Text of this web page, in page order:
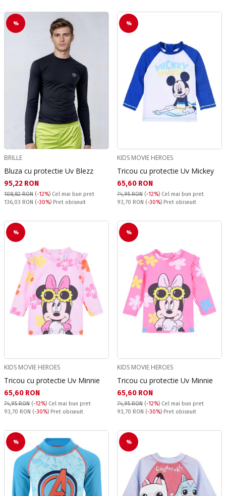
%
BRILLE
Bluza cu protectie Uv Blezz
Текуща цена:
95,22 RON
108,82 RON (-12%) Cel mai bun pret
Pret obisnuit:
136,03 RON (-30%) Pret obisnuit
%
KIDS MOVIE HEROES
Tricou cu protectie Uv Mickey
Текуща цена:
65,60 RON
74,95 RON (-12%) Cel mai bun pret
Pret obisnuit:
93,70 RON (-30%) Pret obisnuit
%
KIDS MOVIE HEROES
Tricou cu protectie Uv Minnie
Текуща цена:
65,60 RON
74,95 RON (-12%) Cel mai bun pret
Pret obisnuit:
93,70 RON (-30%) Pret obisnuit
%
KIDS MOVIE HEROES
Tricou cu protectie Uv Minnie
Текуща цена:
65,60 RON
74,95 RON (-12%) Cel mai bun pret
Pret obisnuit:
93,70 RON (-30%) Pret obisnuit
% %